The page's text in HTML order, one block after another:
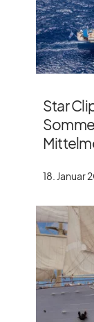
Star
18. Januar